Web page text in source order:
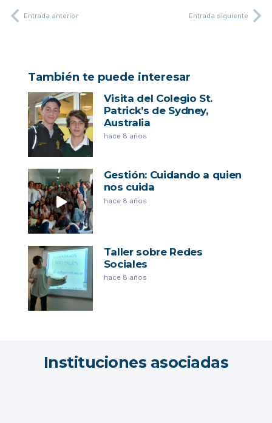
Entrada anterior Entrada siguiente
También te puede interesar
Visita del Colegio St.
Patrick’s de Sydney,
Australia
hace 8 años
Gestión: Cuidando a quien
nos cuida
hace 8 años
Taller sobre Redes
Sociales
hace 8 años
Instituciones asociadas